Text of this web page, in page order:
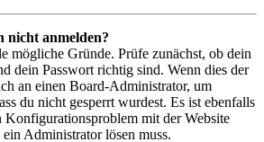
nicht anmelden?
mögliche Gründe. Prüfe zunächst, ob dein
dein Passwort richtig sind. Wenn dies der
an einen Board-Administrator, um
du nicht gesperrt wurdest. Es ist ebenfalls
Konfigurationsproblem mit der Website
Administrator lösen muss.